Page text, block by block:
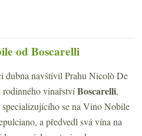
od Boscarelli
dubna navštívil Prahu Nicolò De
rodinného vinařstvíBoscarelli,
se na Vino Nobile
a předvedl svá vína na